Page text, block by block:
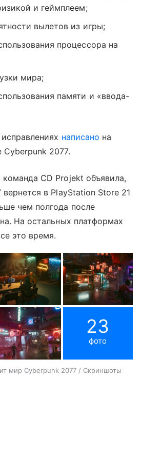
и геймплеем;
вылетов из игры;
процессора на
мира;
памяти и «ввода-
написано на
2077.
CD Projekt объявила,
в PlayStation Store 21
чем полгода после
На остальных платформах
это время.
23
фото
мир Cyberpunk 2077 / Скриншоты